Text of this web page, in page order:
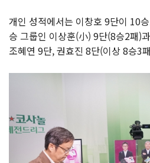
개인 성적에서는 이창호 9단이 10
승 그룹인 이상훈(小) 9단(8승2패)
조혜연 9단, 권효진 8단(이상 8승3